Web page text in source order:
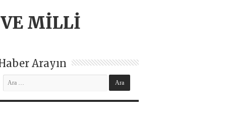
VE MİLLİ
Arayın